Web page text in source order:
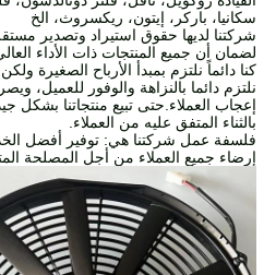
سكانيا، باركر، إيتون، ريكسروث، الخ
شركتنا لديها حقوق استيراد وتصدير
لضمان أن جميع المنتجات ذات الأداء
كنا دائماً نلتزم بمبدأ الأرباح الصغيرة
نلتزم دائما بالنزاهة والوفور للعميل،
إعجاب العملاء.حتى تبيع منتجاتنا بشكل
بالثناء المتفق عليه من العملاء.
فلسفة عمل شركتنا هي: توفير أفضل
إرضاء جميع العملاء من أجل المصلحة